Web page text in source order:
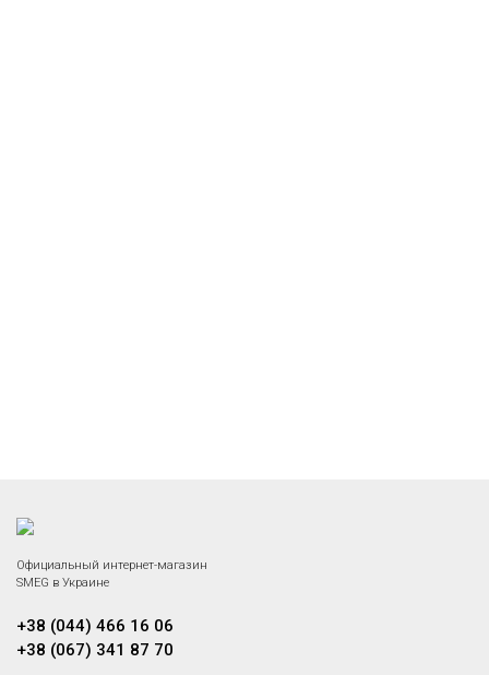
Официальный интернет-магазин
SMEG в Украине
+38 (044) 466 16 06
+38 (067) 341 87 70